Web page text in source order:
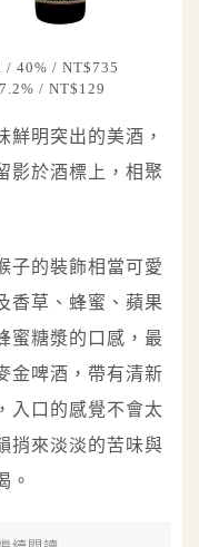
/ 40% / NT$735
/ NT$129
鮮明突出的美酒，
影於酒標上，相聚
子的裝飾相當可愛
香草、蜂蜜、蘋果
蜜糖漿的口感，最
金啤酒，帶有清新
入口的感覺不會太
捎來淡淡的苦味與
。